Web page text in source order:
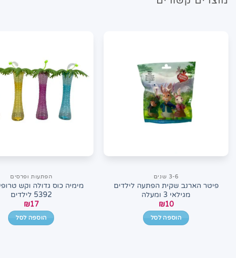
3-6 שנים
פיטר הארנב שקית הפתעה לילדים
מגילאי 3 ומעלה
₪10
הוספה לסל
הפתעות ופרסים
5392 לילדים
₪17
הוספה לסל